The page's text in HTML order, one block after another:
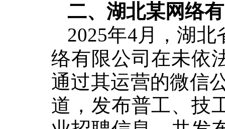
二、湖北某网络
2025年4月，湖北
络有限公司在未依
通过其运营的微信
道 ， 发布普工、技